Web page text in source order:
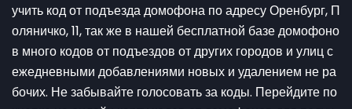
учить код от подъезда домофона по адресу Оренбург, П
оляничко, 11, так же в нашей бесплатной базе домофоно
в много кодов от подъездов от других городов и улиц с
ежедневными добавлениями новых и удалением не ра
бочих. Не забывайте голосовать за коды. Перейдите по